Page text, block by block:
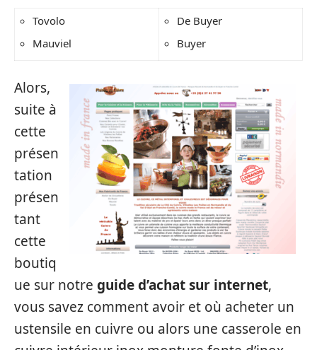
Tovolo
Mauviel
De Buyer
Buyer
Alors,
suite à
cette
présen
tation
présen
tant
cette
boutiq
ue sur notre guide d’achat sur internet,
vous savez comment avoir et où acheter un
ustensile en cuivre ou alors une casserole en